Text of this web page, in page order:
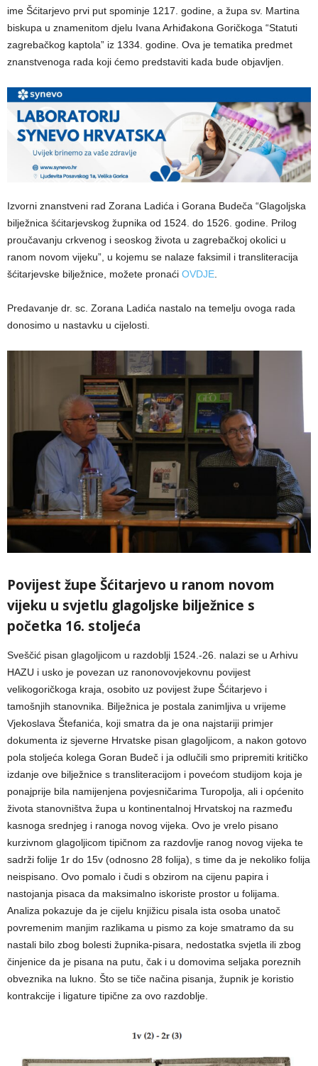
ime Šćitarjevo prvi put spominje 1217. godine, a župa sv. Martina
biskupa u znamenitom djelu Ivana Arhiđakona Goričkoga “Statuti
zagrebačkog kaptola” iz 1334. godine. Ova je tematika predmet
znanstvenoga rada koji ćemo predstaviti kada bude objavljen.
Izvorni znanstveni rad Zorana Ladića i Gorana Budeča “Glagoljska
bilježnica šćitarjevskog župnika od 1524. do 1526. godine. Prilog
proučavanju crkvenog i seoskog života u zagrebačkoj okolici u
ranom novom vijeku”, u kojemu se nalaze faksimil i transliteracija
šćitarjevske bilježnice, možete pronaći OVDJE
Predavanje dr. sc. Zorana Ladića nastalo na temelju ovoga rada
donosimo u nastavku u cijelosti.
Povijest župe Šćitarjevo u ranom novom
vijeku u svjetlu glagoljske bilježnice s
početka 16. stoljeća
Sveščić pisan glagoljicom u razdoblji 1524.-26. nalazi se u Arhivu
HAZU i usko je povezan uz ranonovovjekovnu povijest
velikogoričkoga kraja, osobito uz povijest župe Šćitarjevo i
tamošnjih stanovnika. Bilježnica je postala zanimljiva u vrijeme
Vjekoslava Štefanića, koji smatra da je ona najstariji primjer
dokumenta iz sjeverne Hrvatske pisan glagoljicom, a nakon gotovo
pola stoljeća kolega Goran Budeč i ja odlučili smo pripremiti kritičko
izdanje ove bilježnice s transliteracijom i povećom studijom koja je
ponajprije bila namijenjena povjesničarima Turopolja, ali i općenito
života stanovništva župa u kontinentalnoj Hrvatskoj na razmeđu
kasnoga srednjeg i ranoga novog vijeka. Ovo je vrelo pisano
kurzivnom glagoljicom tipičnom za razdovlje ranog novog vijeka te
sadrži folije 1r do 15v (odnosno 28 folija), s time da je nekoliko folija
neispisano. Ovo pomalo i čudi s obzirom na cijenu papira i
nastojanja pisaca da maksimalno iskoriste prostor u folijama.
Analiza pokazuje da je cijelu knjižicu pisala ista osoba unatoč
povremenim manjim razlikama u pismo za koje smatramo da su
nastali bilo zbog bolesti župnika-pisara, nedostatka svjetla ili zbog
činjenice da je pisana na putu, čak i u domovima seljaka poreznih
obveznika na lukno. Što se tiče načina pisanja, župnik je koristio
kontrakcije i ligature tipične za ovo razdoblje.